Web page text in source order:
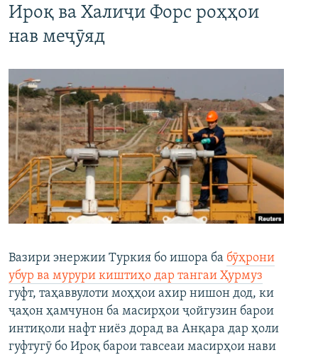
Ироқ ва Халиҷи Форс роҳҳои
нав меҷӯяд
Вазири энержии Туркия бо ишора ба бӯҳрони
убур ва мурури киштиҳо дар тангаи Ҳурмуз
гуфт, таҳаввулоти моҳҳои ахир нишон дод, ки
ҷаҳон ҳамчунон ба масирҳои ҷойгузин барои
интиқоли нафт ниёз дорад ва Анқара дар ҳоли
гуфтугӯ бо Ироқ барои тавсеаи масирҳои нави